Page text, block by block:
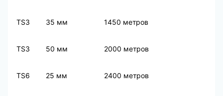
TS3 35 мм 1450 метров
TS3 50 мм 2000 метров
TS6 25 мм 2400 метров